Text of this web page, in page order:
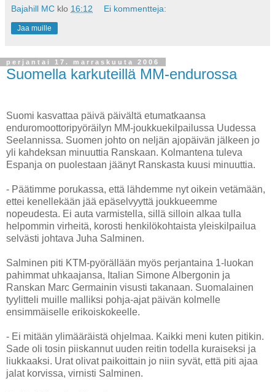
Bajahill MC klo 16:12 Ei kommentteja:
Jaa muille
perjantai 17. marraskuuta 2006
Suomella karkuteillä MM-endurossa
Suomi kasvattaa päivä päivältä etumatkaansa
enduromoottoripyöräilyn MM-joukkuekilpailussa Uudessa
Seelannissa. Suomen johto on neljän ajopäivän jälkeen jo
yli kahdeksan minuuttia Ranskaan. Kolmantena tuleva
Espanja on puolestaan jäänyt Ranskasta kuusi minuuttia.
- Päätimme porukassa, että lähdemme nyt oikein vetämään,
ettei kenellekään jää epäselvyyttä joukkueemme
nopeudesta. Ei auta varmistella, sillä silloin alkaa tulla
helpommin virheitä, korosti henkilökohtaista yleiskilpailua
selvästi johtava Juha Salminen.
Salminen piti KTM-pyörällään myös perjantaina 1-luokan
pahimmat uhkaajansa, Italian Simone Albergonin ja
Ranskan Marc Germainin visusti takanaan. Suomalainen
tyylitteli muille malliksi pohja-ajat päivän kolmelle
ensimmäiselle erikoiskokeelle.
- Ei mitään ylimääräistä ohjelmaa. Kaikki meni kuten pitikin.
Sade oli tosin piiskannut uuden reitin todella kuraiseksi ja
liukkaaksi. Urat olivat paikoittain jo niin syvät, että piti ajaa
jalat korvissa, virnisti Salminen.